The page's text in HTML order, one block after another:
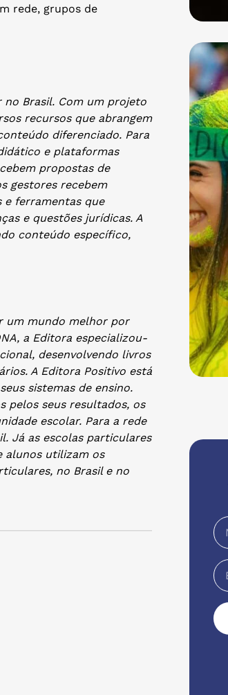
rede, grupos de
Brasil. Com um projeto
recursos que abrangem
diferenciado. Para
e plataformas
propostas de
gestores recebem
e ferramentas que
e questões jurídicas. A
conteúdo específico,
um mundo melhor por
a Editora especializou-
desenvolvendo livros
A Editora Positivo está
sistemas de ensino.
pelos seus resultados, os
escolar. Para a rede
Já as escolas particulares
alunos utilizam os
no Brasil e no